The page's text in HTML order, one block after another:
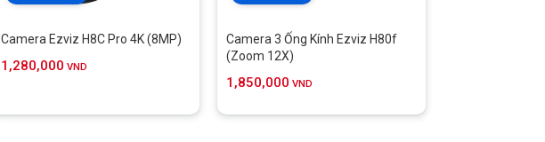
Camera Ezviz H8C Pro 4K (8MP)
1,280,000 VND
Camera 3 Ống Kính Ezviz H80f
(Zoom 12X)
1,850,000 VND